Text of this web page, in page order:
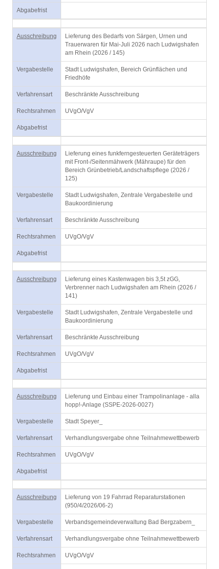
Abgabefrist
Ausschreibung
Lieferung des Bedarfs von Särgen, Urnen und
Trauerwaren für Mai-Juli 2026 nach Ludwigshafen
am Rhein (2026 / 145)
Vergabestelle
Stadt Ludwigshafen, Bereich Grünflächen und
Friedhöfe
Verfahrensart Beschränkte Ausschreibung
Rechtsrahmen UVgO/VgV
Abgabefrist
Ausschreibung
Lieferung eines funkferngesteuerten Geräteträgers
mit Front-/Seitenmähwerk (Mähraupe) für den
Bereich Grünbetrieb/Landschaftspflege (2026 /
125)
Vergabestelle
Stadt Ludwigshafen, Zentrale Vergabestelle und
Baukoordinierung
Verfahrensart Beschränkte Ausschreibung
Rechtsrahmen UVgO/VgV
Abgabefrist
Ausschreibung
Lieferung eines Kastenwagen bis 3,5t zGG,
Verbrenner nach Ludwigshafen am Rhein (2026 /
141)
Vergabestelle
Stadt Ludwigshafen, Zentrale Vergabestelle und
Baukoordinierung
Verfahrensart Beschränkte Ausschreibung
Rechtsrahmen UVgO/VgV
Abgabefrist
Ausschreibung
Lieferung und Einbau einer Trampolinanlage - alla
hopp!-Anlage (SSPE-2026-0027)
Vergabestelle Stadt Speyer_
Verfahrensart Verhandlungsvergabe ohne Teilnahmewettbewerb
Rechtsrahmen UVgO/VgV
Abgabefrist
Ausschreibung
Lieferung von 19 Fahrrad Reparaturstationen
(950/4/2026/06-2)
Vergabestelle Verbandsgemeindeverwaltung Bad Bergzabern_
Verfahrensart Verhandlungsvergabe ohne Teilnahmewettbewerb
Rechtsrahmen UVgO/VgV